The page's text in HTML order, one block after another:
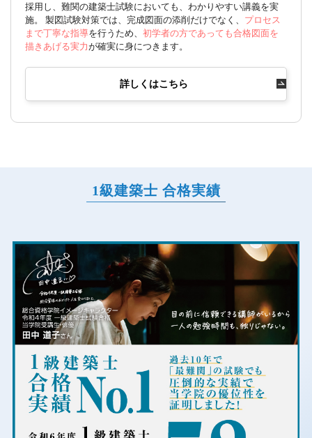
採用し、難関の建築士試験においても、わかりやすい講義を実
施。 製図試験対策では、完成図面の添削だけでなく、 プロセス
まで丁寧な指導を行うため、 初学者の方であっても合格図面を
描きあげる実力が確実に身につきます。
詳しくはこちら
1級建築士 合格実績